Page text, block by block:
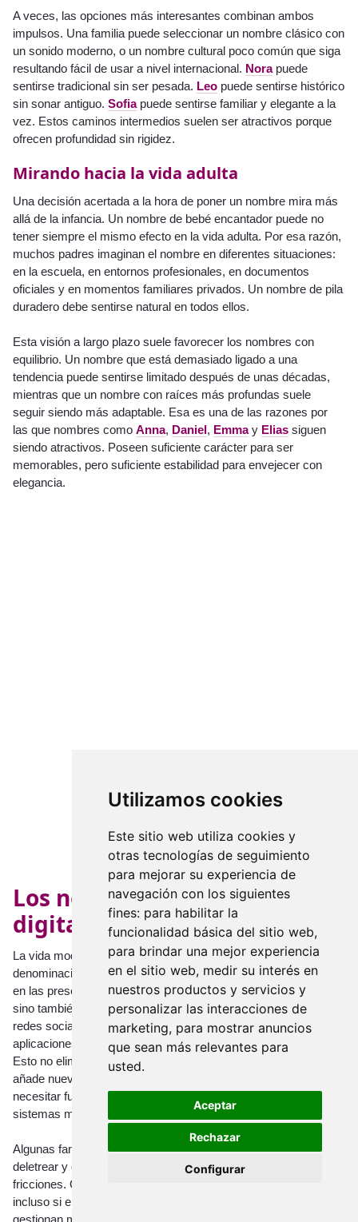
Utilizamos cookies
Este sitio web utiliza cookies y
otras tecnologías de seguimiento
para mejorar su experiencia de
navegación con los siguientes
fines: para habilitar la
funcionalidad básica del sitio web,
para brindar una mejor experiencia
en el sitio web, medir su interés en
nuestros productos y servicios y
personalizar las interacciones de
marketing, para mostrar anuncios
que sean más relevantes para
usted.
Aceptar
Rechazar
Configurar
A veces, las opciones más interesantes combinan ambos
impulsos. Una familia puede seleccionar un nombre clásico con
un sonido moderno, o un nombre cultural poco común que siga
resultando fácil de usar a nivel internacional. Norapuede
sentirse tradicional sin ser pesada. Leo puede sentirse histórico
sin sonar antiguo. Sofiapuede sentirse familiar y elegante a la
vez. Estos caminos intermedios suelen ser atractivos porque
ofrecen profundidad sin rigidez.
Mirando hacia la vida adulta
Una decisión acertada a la hora de poner un nombre mira más
allá de la infancia. Un nombre de bebé encantador puede no
tener siempre el mismo efecto en la vida adulta. Por esa razón,
muchos padres imaginan el nombre en diferentes situaciones:
en la escuela, en entornos profesionales, en documentos
oficiales y en momentos familiares privados. Un nombre de pila
duradero debe sentirse natural en todos ellos.
Esta visión a largo plazo suele favorecer los nombres con
equilibrio. Un nombre que está demasiado ligado a una
tendencia puede sentirse limitado después de unas décadas,
mientras que un nombre con raíces más profundas suele
seguir siendo más adaptable. Esa es una de las razones por
las que nombres como Anna, Daniel , Emmay Elias siguen
siendo atractivos. Poseen suficiente carácter para ser
memorables, pero suficiente estabilidad para envejecer con
elegancia.
Los nombres de pila en la era
digital
La vida moderna ha cambiado el contexto práctico de la
denominación. Hoy en día, un nombre de pila aparece no solo
en las presentaciones habladas y en los registros impresos,
sino también en los resultados de búsqueda, los perfiles de las
redes sociales, los nombres de usuario, las bases de datos, las
aplicaciones de mensajería y los formularios internacionales.
Esto no elimina el lado emocional de poner un nombre, pero
añade nuevas consideraciones. Ahora un nombre puede
necesitar funcionar en teclados, pantallas, formularios y
sistemas multilingües.
Algunas familias preferimos nombres que sean fáciles de
deletrear y de buscar porque la simplicidad digital reduce las
fricciones. Otras siguen priorizando la autenticidad cultural,
incluso si el nombre incluye letras o formas que a veces se